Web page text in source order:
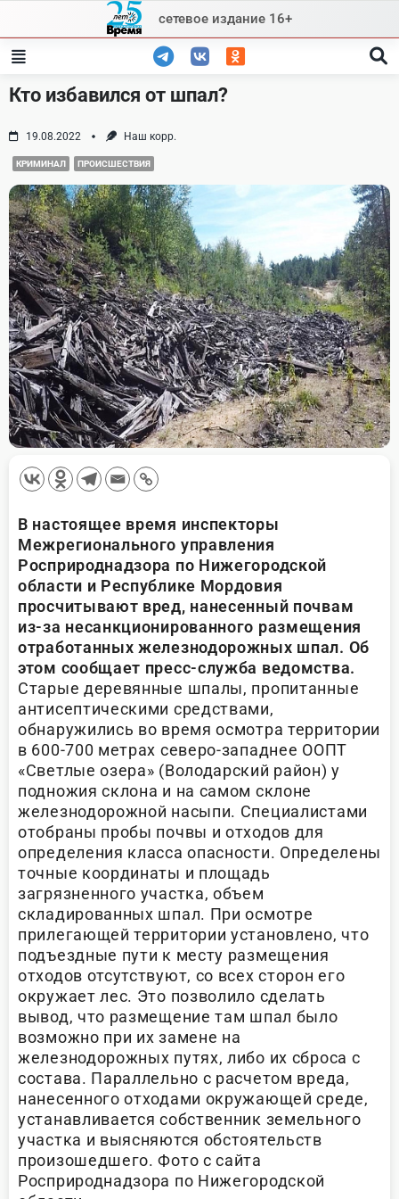
content
сетевое издание 16+
Кто избавился от шпал?
19.08.2022 Наш корр.
КРИМИНАЛ ПРОИСШЕСТВИЯ
В настоящее время инспекторы
Межрегионального управления
Росприроднадзора по Нижегородской
области и Республике Мордовия
просчитывают вред, нанесенный почвам
из-за несанкционированного размещения
отработанных железнодорожных шпал. Об
этом сообщает пресс-служба ведомства.
Старые деревянные шпалы, пропитанные
антисептическими средствами,
обнаружились во время осмотра территории
в 600-700 метрах северо-западнее ООПТ
«Светлые озера» (Володарский район) у
подножия склона и на самом склоне
железнодорожной насыпи. Специалистами
отобраны пробы почвы и отходов для
определения класса опасности. Определены
точные координаты и площадь
загрязненного участка, объем
складированных шпал. При осмотре
прилегающей территории установлено, что
подъездные пути к месту размещения
отходов отсутствуют, со всех сторон его
окружает лес. Это позволило сделать
вывод, что размещение там шпал было
возможно при их замене на
железнодорожных путях, либо их сброса с
состава. Параллельно с расчетом вреда,
нанесенного отходами окружающей среде,
устанавливается собственник земельного
участка и выясняются обстоятельств
произошедшего. Фото с сайта
Росприроднадзора по Нижегородской